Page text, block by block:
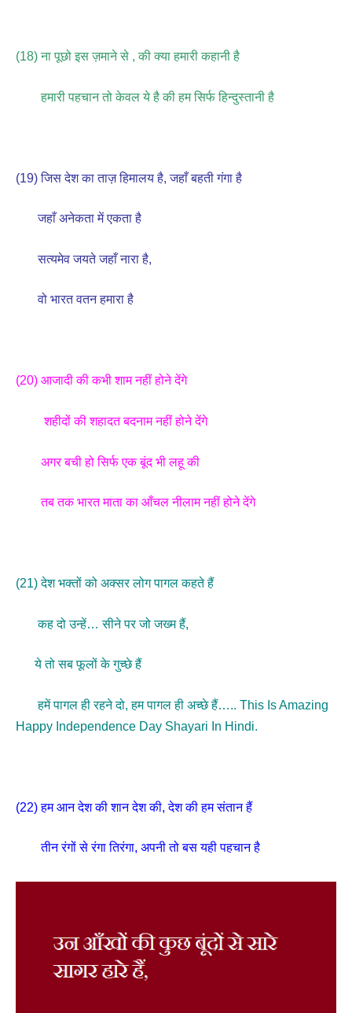
(18) ना पूछो इस ज़माने से , की क्या हमारी कहानी है
हमारी पहचान तो केवल ये है की हम सिर्फ हिन्दुस्तानी है
(19) जिस देश का ताज़ हिमालय है, जहाँ बहती गंगा है
जहाँ अनेकता में एकता है
सत्यमेव जयते जहाँ नारा है,
वो भारत वतन हमारा है
(20) आजादी की कभी शाम नहीं होने देंगे
शहीदों की शहादत बदनाम नहीं होने देंगे
अगर बची हो सिर्फ एक बूंद भी लहू की
तब तक भारत माता का आँचल नीलाम नहीं होने देंगे
(21) देश भक्तों को अक्सर लोग पागल कहते हैं
कह दो उन्हें… सीने पर जो जख्म हैं,
ये तो सब फूलों के गुच्छे हैं
हमें पागल ही रहने दो, हम पागल ही अच्छे हैं….. This Is Amazing
Happy Independence Day Shayari In Hindi.
(22) हम आन देश की शान देश की, देश की हम संतान हैं
तीन रंगों से रंगा तिरंगा, अपनी तो बस यही पहचान है